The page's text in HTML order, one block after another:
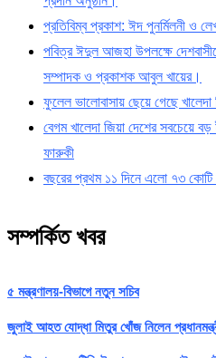
প্রতিবিম্ব প্রকাশ: ঈদ পুনর্মিলনী ও
পবিত্র ঈদুল আজহা উপলক্ষে
সম্পাদক ও প্রকাশক আবুল খায়ের।
ফুলেল ভালোবাসায় ছেয়ে গেছে
বেগম খালেদা জিয়া দেশের সবচেয়ে বড়
ফারুকী
বছরের প্রথম ১১ দিনে এলো ৭৩ কোটি
সম্পর্কিত খবর
৫ মন্ত্রণালয়-বিভাগে নতুন সচিব
জুলাই আহত যোদ্ধা মিতুর খোঁজ নিলেন